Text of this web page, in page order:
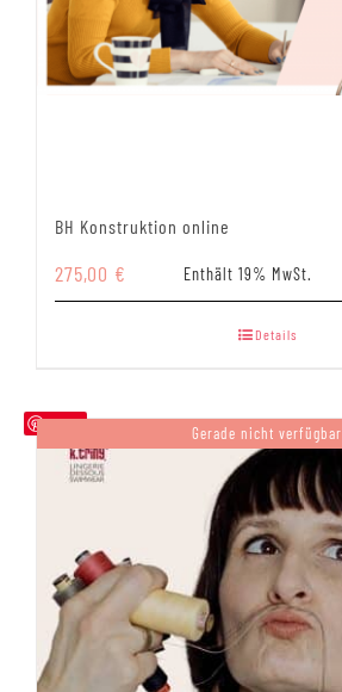
BH Konstruktion online
275,00 € Enthält 19% MwSt.
Details
Save
Gerade nicht verfügbar